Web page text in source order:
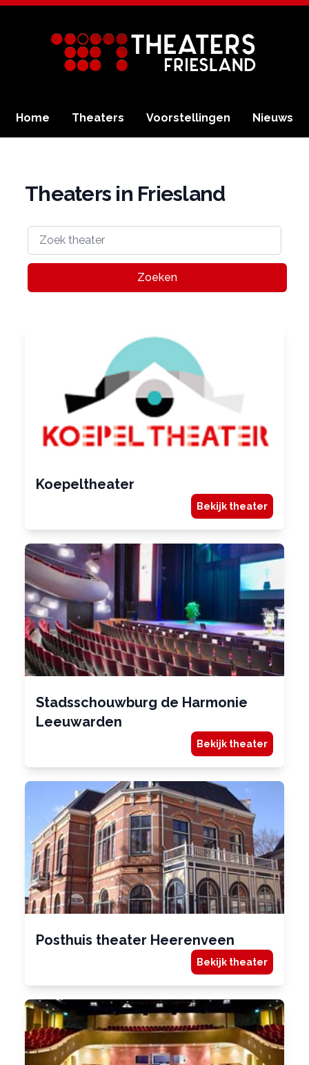
Home Theaters Voorstellingen Nieuws
Theaters in Friesland
Zoeken
Koepeltheater
Bekijk theater
Stadsschouwburg de Harmonie
Leeuwarden
Bekijk theater
Posthuis theater Heerenveen
Bekijk theater